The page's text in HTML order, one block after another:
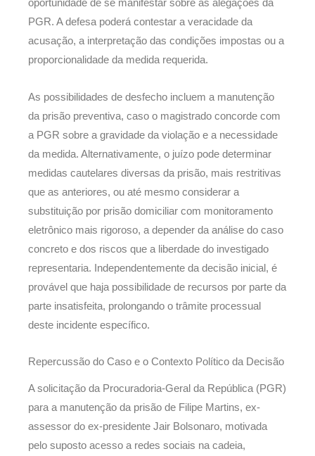
oportunidade de se manifestar sobre as alegações da
PGR. A defesa poderá contestar a veracidade da
acusação, a interpretação das condições impostas ou a
proporcionalidade da medida requerida.
As possibilidades de desfecho incluem a manutenção
da prisão preventiva, caso o magistrado concorde com
a PGR sobre a gravidade da violação e a necessidade
da medida. Alternativamente, o juízo pode determinar
medidas cautelares diversas da prisão, mais restritivas
que as anteriores, ou até mesmo considerar a
substituição por prisão domiciliar com monitoramento
eletrônico mais rigoroso, a depender da análise do caso
concreto e dos riscos que a liberdade do investigado
representaria. Independentemente da decisão inicial, é
provável que haja possibilidade de recursos por parte da
parte insatisfeita, prolongando o trâmite processual
deste incidente específico.
Repercussão do Caso e o Contexto Político da Decisão
A solicitação da Procuradoria-Geral da República (PGR)
para a manutenção da prisão de Filipe Martins, ex-
assessor do ex-presidente Jair Bolsonaro, motivada
pelo suposto acesso a redes sociais na cadeia,